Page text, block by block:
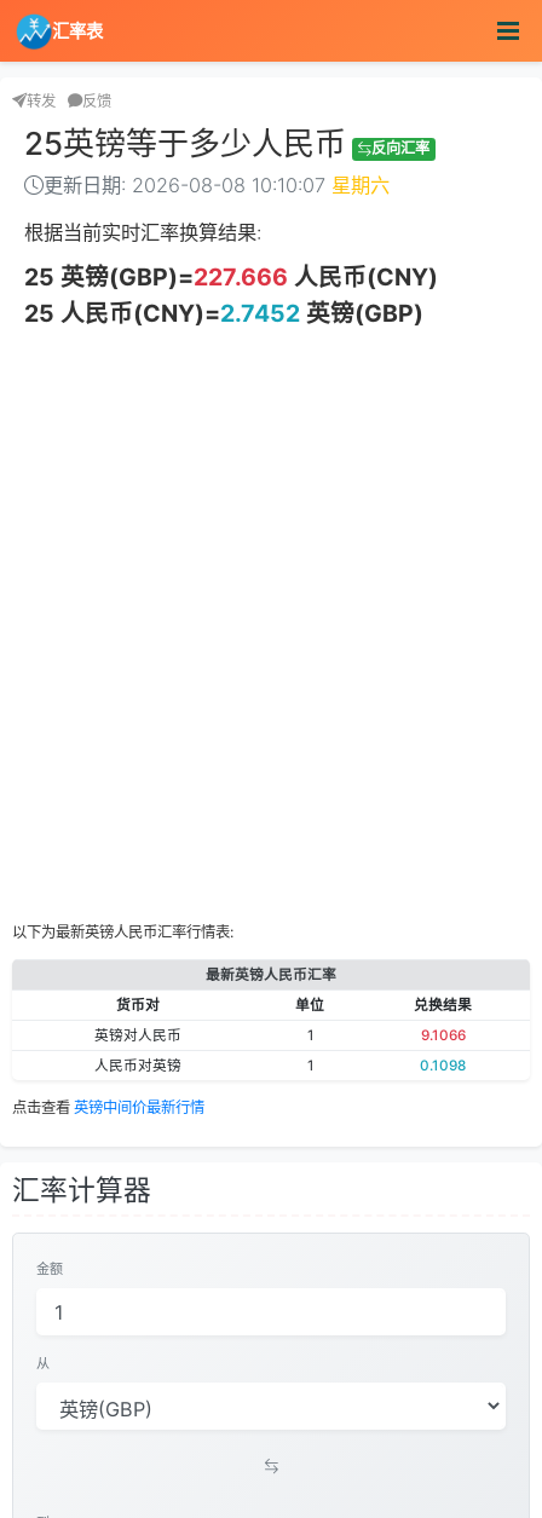
汇率表
转发 反馈
25英镑等于多少人民币 反向汇率
更新日期: 2026-08-08 10:10:07 星期六
根据当前实时汇率换算结果:
25 英镑(GBP)=227.666 人民币(CNY)
25 人民币(CNY)=2.7452英镑(GBP)
以下为最新英镑人民币汇率行情表:
最新英镑人民币汇率
货币对
单位
兑换结果
英镑对人民币
1
9.1066
人民币对英镑
1 0.1098
点击查看 英镑中间价最新行情
汇率计算器
金额
从